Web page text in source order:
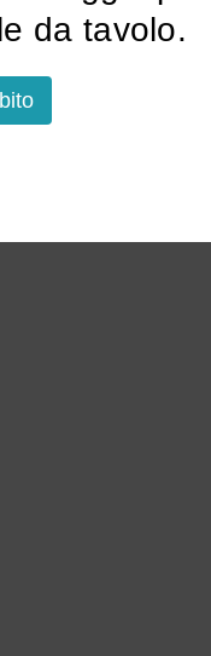
da tavolo.